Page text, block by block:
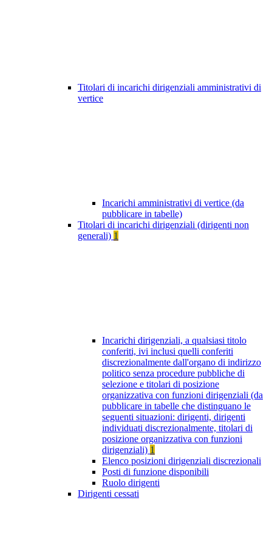
Titolari di incarichi dirigenziali amministrativi di
vertice
Incarichi amministrativi di vertice (da
pubblicare in tabelle)
Titolari di incarichi dirigenziali (dirigenti non
generali) 1
Incarichi dirigenziali, a qualsiasi titolo
conferiti, ivi inclusi quelli conferiti
discrezionalmente dall'organo di indirizzo
politico senza procedure pubbliche di
selezione e titolari di posizione
organizzativa con funzioni dirigenziali (da
pubblicare in tabelle che distinguano le
seguenti situazioni: dirigenti, dirigenti
individuati discrezionalmente, titolari di
posizione organizzativa con funzioni
dirigenziali) 1
Elenco posizioni dirigenziali discrezionali
Posti di funzione disponibili
Ruolo dirigenti
Dirigenti cessati